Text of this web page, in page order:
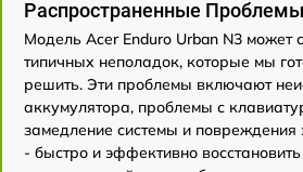
Распространенные
Модель Acer Enduro Urban N3 может
типичных неполадок, которые мы
решить. Эти проблемы включают
аккумулятора, проблемы с
замедление системы и
- быстро и эффективно